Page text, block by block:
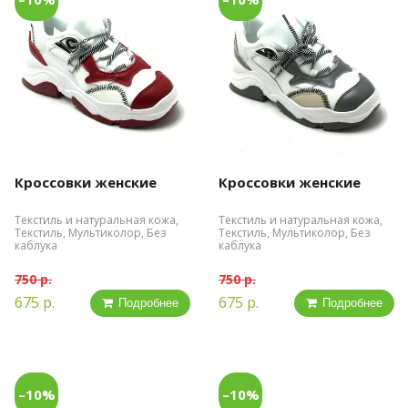
Кроссовки женские
Текстиль и натуральная кожа,
Текстиль, Мультиколор, Без
каблука
750 р.
675 р. Подробнее
Кроссовки женские
Текстиль и натуральная кожа,
Текстиль, Мультиколор, Без
каблука
750 р.
675 р. Подробнее
–10% –10%